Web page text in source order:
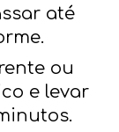
até
ou
e levar